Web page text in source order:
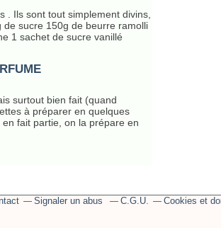
. Ils sont tout simplement divins,
sucre 150g de beurre ramolli
1 sachet de sucre vanillé
surtout bien fait (quand
à préparer en quelques
fait partie, on la prépare en
Signaler un abus C.G.U. Cookies et